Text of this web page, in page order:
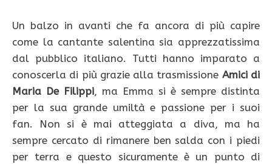
Un balzo in avanti che fa ancora di più capire
come la cantante salentina sia apprezzatissima
dal pubblico italiano. Tutti hanno imparato a
conoscerla di più grazie alla trasmissione Amici di
Maria De Filippi, ma Emma si è sempre distinta
per la sua grande umiltà e passione per i suoi
fan. Non si è mai atteggiata a diva, ma ha
sempre cercato di rimanere ben salda con i piedi
per terra e questo sicuramente è un punto di